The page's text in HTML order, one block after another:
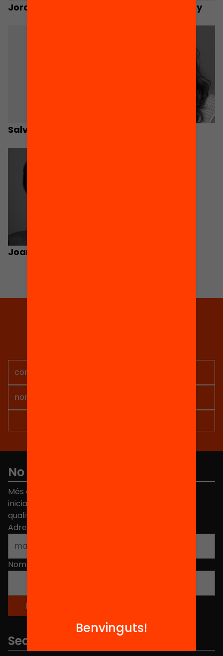
Jordi Valls Elisenda Alamany
Salvador Grané
Joan Subirats
No et perdis res
Més de 40.000 persones ja han triat Equitat. Rep
iniciatives, propostes i projectes per millorar la
qualitat de l'educació a Catalunya.
Adreça electrònica
Nom
Seccions
Benvinguts!